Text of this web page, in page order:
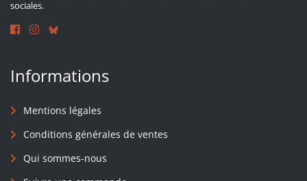
sociales.
Informations
Mentions légales
Conditions générales de ventes
Qui sommes-nous